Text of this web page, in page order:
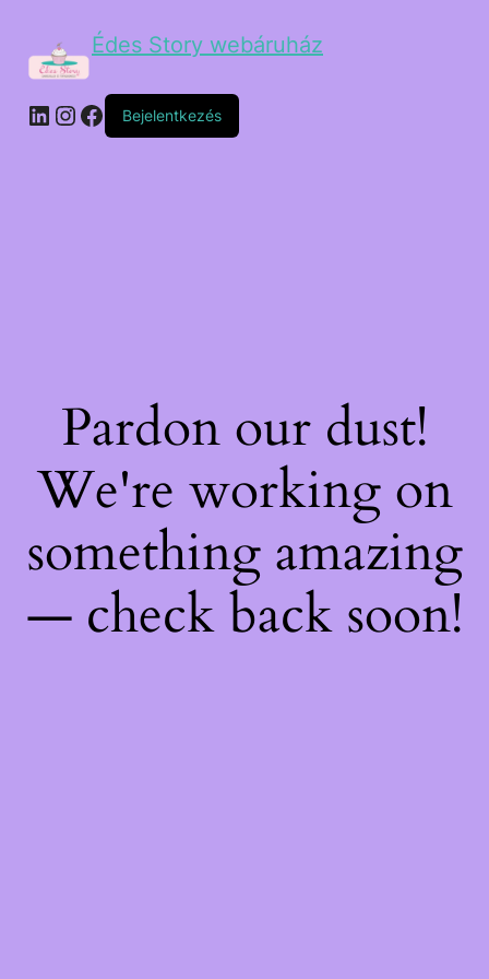
Édes Story webáruház
Bejelentkezés
Pardon our dust!
We're working on
something amazing
— check back soon!